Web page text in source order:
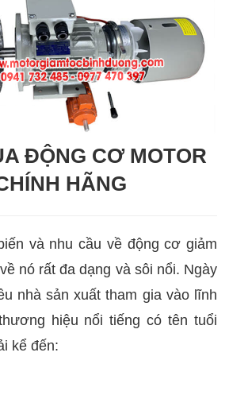
ĐỘNG CƠ MOTOR
HÃNG
và nhu cầu về động cơ giảm
nó rất đa dạng và sôi nổi. Ngày
nhà sản xuất tham gia vào lĩnh
hiệu nổi tiếng có tên tuổi
kể đến: